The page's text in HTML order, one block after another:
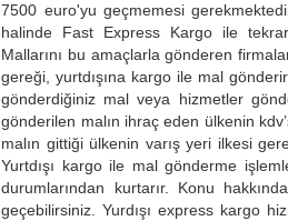
7500 euro'yu geçmemesi
halinde Fast Express Kargo ile
Mallarını bu amaçlarla gönderen
gereği, yurtdışına kargo ile mal
gönderdiğiniz mal veya hizmetler
gönderilen malın ihraç eden ülkenin
malın gittiği ülkenin varış yeri ilkesi
Yurtdışı kargo ile mal gönderme
durumlarından kurtarır. Konu
geçebilirsiniz. Yurdışı express kargo